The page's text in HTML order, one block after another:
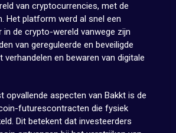
van cryptocurrencies, met de
Het platform werd al snel een
in de crypto-wereld vanwege zijn
van gereguleerde en beveiligde
verhandelen en bewaren van digitale
opvallende aspecten van Bakkt is de
futurescontracten die fysiek
Dit betekent dat investeerders